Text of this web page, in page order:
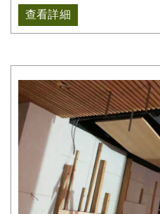
查看詳細